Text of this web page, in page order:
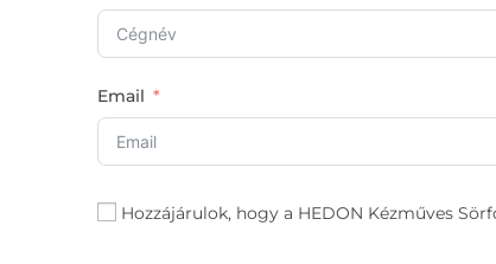
Email
Hozzájárulok, hogy a HEDON Kézműves